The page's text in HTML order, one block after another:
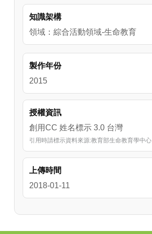
地點：台北
知識架構
領域：綜合活動領域-生命教育
製作年份
2015
授權資訊
創用CC 姓名標示 3.0 台灣
引用時請標示資料來源:教育部生命教育學中心
上傳時間
2018-01-11